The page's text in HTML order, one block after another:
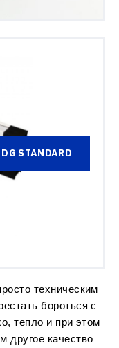
STANDARD
техническим
бороться с
тепло и при этом
другое качество